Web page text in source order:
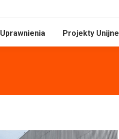
Uprawnienia Projekty Unijne